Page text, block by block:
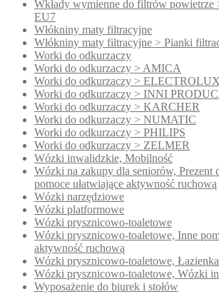
Wkłady wymienne do filtrów powietrze
EU7
Włókniny maty filtracyjne
Włókniny maty filtracyjne > Pianki
Worki do odkurzaczy
Worki do odkurzaczy > AMICA
Worki do odkurzaczy > ELECTROLUX
Worki do odkurzaczy > INNI
Worki do odkurzaczy > KARCHER
Worki do odkurzaczy > NUMATIC
Worki do odkurzaczy > PHILIPS
Worki do odkurzaczy > ZELMER
Wózki inwalidzkie, Mobilność
Wózki na zakupy dla seniorów, Prezent
pomoce ułatwiające aktywność ruchową
Wózki narzędziowe
Wózki platformowe
Wózki prysznicowo-toaletowe
Wózki prysznicowo-toaletowe, Inne
aktywność ruchową
Wózki prysznicowo-toaletowe, Łazienka
Wózki prysznicowo-toaletowe, Wózki
Wyposażenie do biurek i stołów